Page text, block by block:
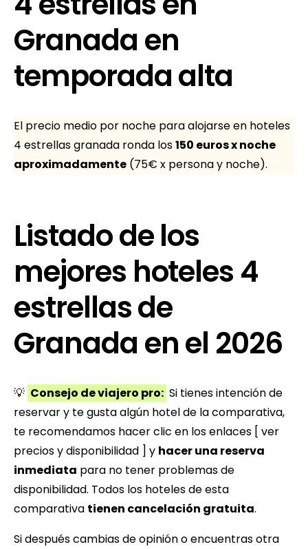
Granada en
temporada alta
El precio medio por noche para alojarse en hoteles
4 estrellas granada ronda los150 euros x noche
aproximadamente (75€ x persona y noche).
Listado de los
mejores hoteles 4
estrellas de
Granada en el 2026
💡 Consejo de viajero pro: Si tienes intención de
reservar y te gusta algún hotel de la comparativa,
te recomendamos hacer clic en los enlaces [ ver
precios y disponibilidad ] y hacer una reserva
inmediata para no tener problemas de
disponibilidad. Todos los hoteles de esta
comparativa tienen cancelación gratuita.
Si después cambias de opinión o encuentras otra